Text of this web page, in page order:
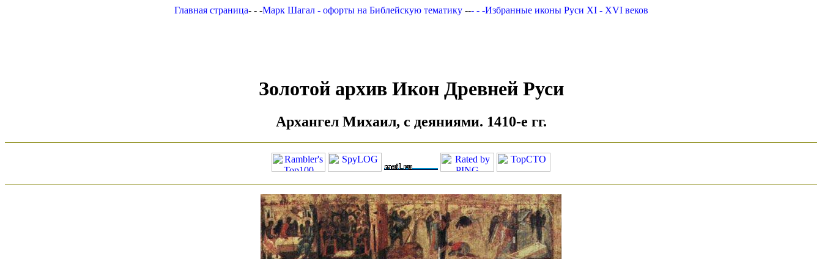
Главная страница- - -Марк Шагал - офорты на Библейскую тематику --- - -Избранные иконы Руси XI - XVI веков
Золотой архив Икон Древней Руси
Архангел Михаил, с деяниями. 1410-е гг.